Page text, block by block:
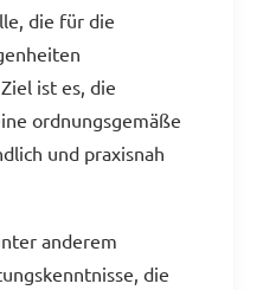
die für die
ist es, die
ordnungsgemäße
und praxisnah
anderem
die